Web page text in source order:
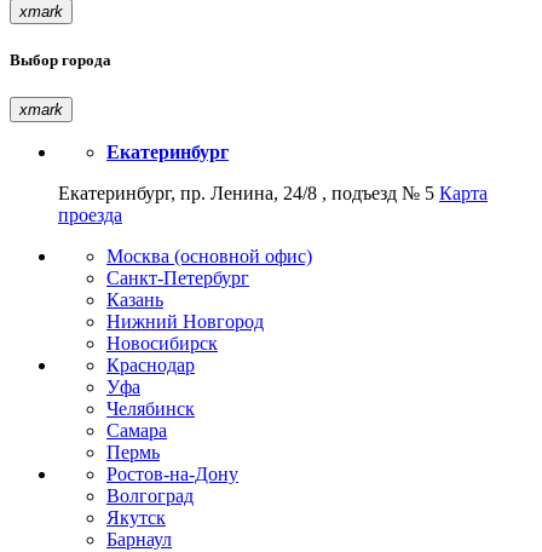
xmark
Выбор города
xmark
Екатеринбург
Екатеринбург, пр. Ленина, 24/8 , подъезд № 5 Карта
проезда
Москва (основной офис)
Санкт-Петербург
Казань
Нижний Новгород
Новосибирск
Краснодар
Уфа
Челябинск
Самара
Пермь
Ростов-на-Дону
Волгоград
Якутск
Барнаул